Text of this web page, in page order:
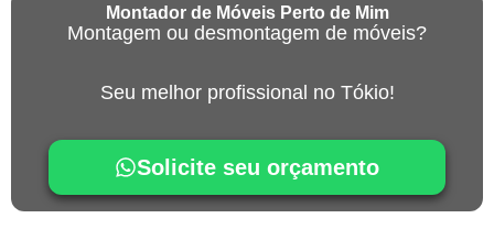
Montador de Móveis Perto de Mim
Montagem ou desmontagem de móveis?
Seu melhor profissional no Tókio!
Solicite seu orçamento